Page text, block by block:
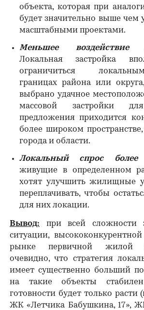
объекта, которая при
будет значительно выше чем
масштабными проектами.
Меньшее воздействие
Локальная застройка
ограничиться
границах района или
выбрано удачное
массовой застройки
предложения приходится
более широком
города и области.
Локальный спрос
живущие в определенном
хотят улучшить жилищные
переплачивать, чтобы
для них локации.
Вывод: при всей сложности
ситуации,
рынке первичной жилой
очевидно, что стратегия
имеет существенно больший
на такие объекты
готовности будет только расти
ЖК «Летчика Бабушкина, 17»,